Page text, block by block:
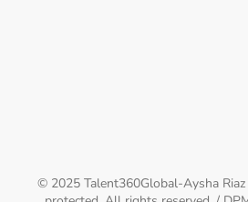
© 2025 Talent360Global-Aysha